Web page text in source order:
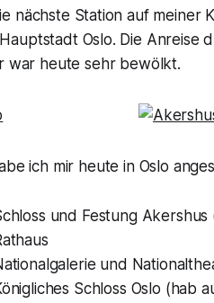
ie nächste Station auf meiner
Hauptstadt Oslo. Die Anreise
war heute sehr bewölkt.
ich mir heute in Oslo
und Festung
und
Schloss Oslo (hab